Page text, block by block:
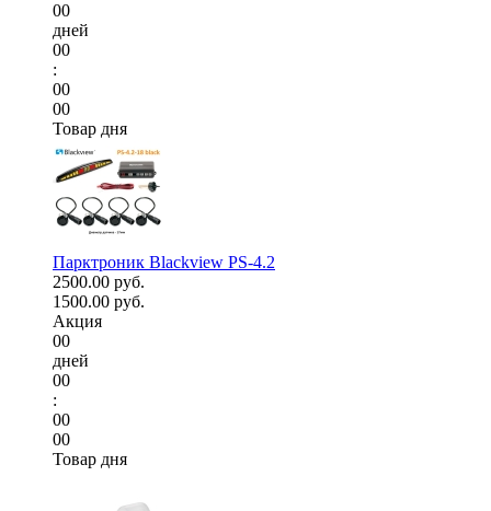
00
дней
00
:
00
00
Товар дня
Парктроник Blackview PS-4.2
2500.00 руб.
1500.00 руб.
Акция
00
дней
00
:
00
00
Товар дня